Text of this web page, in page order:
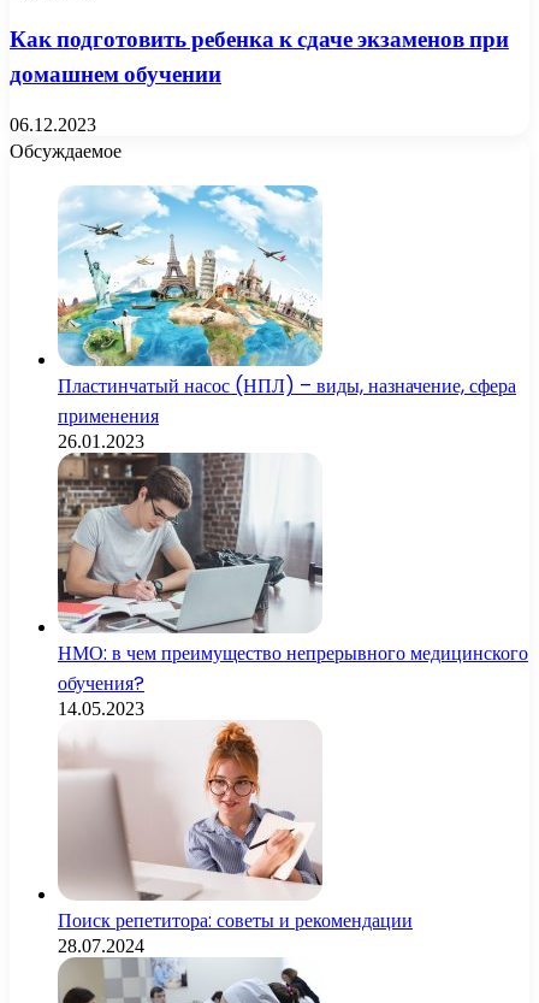
Как подготовить ребенка к сдаче экзаменов при
домашнем обучении
06.12.2023
Обсуждаемое
Пластинчатый насос (НПЛ) – виды, назначение, сфера
применения
26.01.2023
НМО: в чем преимущество непрерывного медицинского
обучения?
14.05.2023
Поиск репетитора: советы и рекомендации
28.07.2024